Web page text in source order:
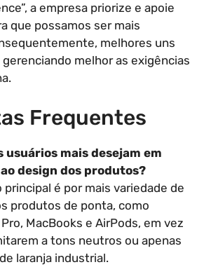
a empresa priorize e apoie
que possamos ser mais
melhores uns
melhor as exigências
Frequentes
usuários mais desejam em
design dos produtos?
principal é por mais variedade de
produtos de ponta, como
MacBooks e AirPods, em vez
a tons neutros ou apenas
laranja industrial.